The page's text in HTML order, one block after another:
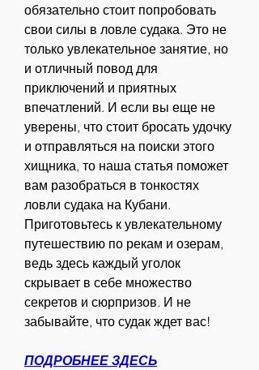
обязательно стоит попробовать
свои силы в ловле судака. Это не
только увлекательное занятие, но
и отличный повод для
приключений и приятных
впечатлений. И если вы еще не
уверены, что стоит бросать удочку
и отправляться на поиски этого
хищника, то наша статья поможет
вам разобраться в тонкостях
ловли судака на Кубани.
Приготовьтесь к увлекательному
путешествию по рекам и озерам,
ведь здесь каждый уголок
скрывает в себе множество
секретов и сюрпризов. И не
забывайте, что судак ждет вас!
ПОДРОБНЕЕ ЗДЕСЬ